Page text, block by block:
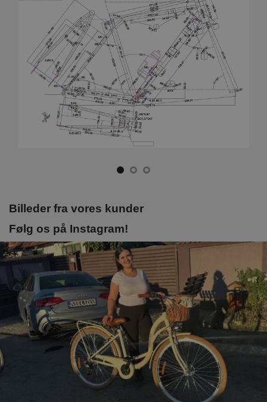
Billeder fra vores kunder
Følg os på Instagram!